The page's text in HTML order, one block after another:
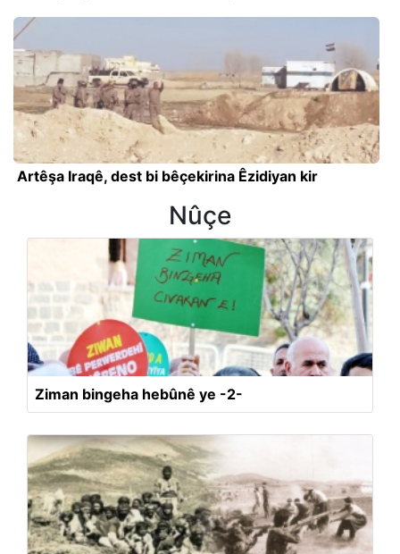
Artêşa Iraqê, dest bi bêçekirina Êzidiyan kir
Nûçe
Ziman bingeha hebûnê ye -2-